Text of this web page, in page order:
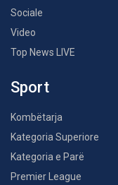
Sociale
Video
Top News LIVE
Sport
Kombëtarja
Kategoria Superiore
Kategoria e Parë
Premier League